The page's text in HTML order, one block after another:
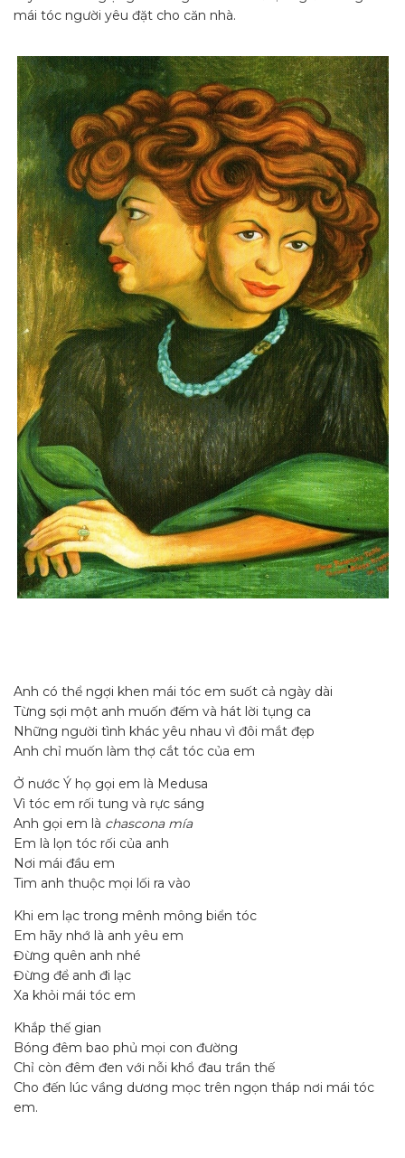
mái tóc người yêu đặt cho căn nhà.
Anh có thể ngợi khen mái tóc em suốt cả ngày dài
Từng sợi một anh muốn đếm và hát lời tụng ca
Những người tình khác yêu nhau vì đôi mắt đẹp
Anh chỉ muốn làm thợ cắt tóc của em
Ở nước Ý họ gọi em là Medusa
Vì tóc em rối tung và rực sáng
Anh gọi em là chascona mía
Em là lọn tóc rối của anh
Nơi mái đầu em
Tim anh thuộc mọi lối ra vào
Khi em lạc trong mênh mông biển tóc
Em hãy nhớ là anh yêu em
Đừng quên anh nhé
Đừng để anh đi lạc
Xa khỏi mái tóc em
Khắp thế gian
Bóng đêm bao phủ mọi con đường
Chỉ còn đêm đen với nỗi khổ đau trần thế
Cho đến lúc vầng dương mọc trên ngọn tháp nơi mái tóc
em.